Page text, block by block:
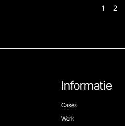
1 2
Informatie
Cases
Werk